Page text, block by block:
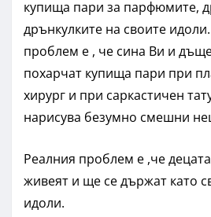
купища пари за парфюмите,
дрънкулките на своите
проблем е , че сина Ви и
похарчат купища пари при
хирург и при саркастичен
нарисува безумно смешни
Реалния проблем е ,че
живеят и ще се държат като
идоли.